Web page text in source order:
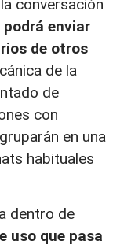
conversación
enviar
de otros
de la
de
con
en una
habituales
dentro de
uso que pasa